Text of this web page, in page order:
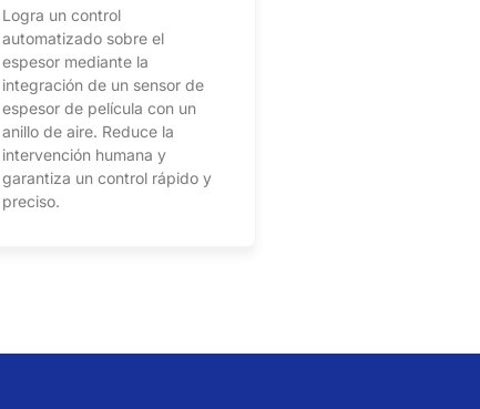
Logra un control
automatizado sobre el
espesor mediante la
integración de un sensor de
espesor de película con un
anillo de aire. Reduce la
intervención humana y
garantiza un control rápido y
preciso.